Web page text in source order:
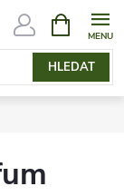
HLEDAT
NÁKUPNÍ
KOŠÍK